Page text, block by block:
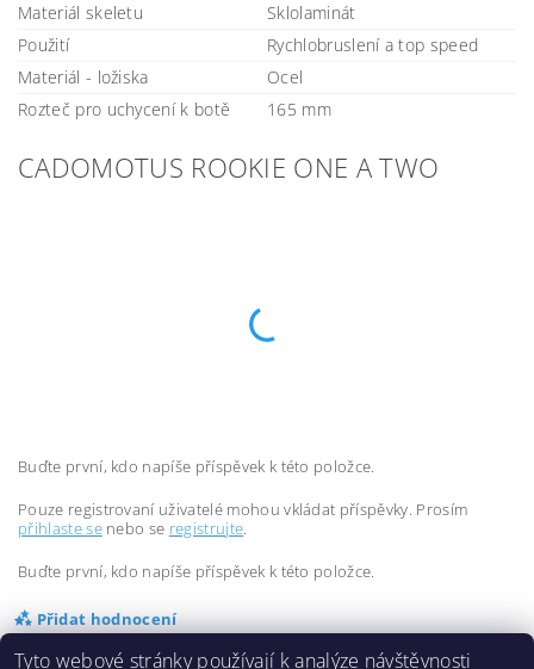
Materiál skeletu
Sklolaminát
Použití
Rychlobruslení a top speed
Materiál - ložiska
Ocel
Rozteč pro uchycení k botě
165 mm
CADOMOTUS ROOKIE ONE A TWO
Buďte první, kdo napíše příspěvek k této položce.
Pouze registrovaní uživatelé mohou vkládat příspěvky. Prosím
přihlaste senebo se registrujte.
Buďte první, kdo napíše příspěvek k této položce.
Přidat hodnocení
Tyto webové stránky používají k analýze návštěvnosti